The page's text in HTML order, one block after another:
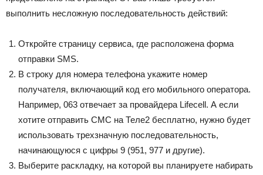
выполнить несложную последовательность действий:
Откройте страницу сервиса, где расположена форма
отправки SMS.
В строку для номера телефона укажите номер
получателя, включающий код его мобильного оператора.
Например, 063 отвечает за провайдера Lifecell. А если
хотите отправить СМС на Теле2 бесплатно, нужно будет
использовать трехзначную последовательность,
начинающуюся с цифры 9 (951, 977 и другие).
Выберите раскладку, на которой вы планируете набирать